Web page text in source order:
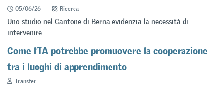
05/06/26 Ricerca
Uno studio nel Cantone di Berna evidenzia la necessità di
intervenire
Come l’IA potrebbe promuovere la cooperazione
tra i luoghi di apprendimento
Transfer